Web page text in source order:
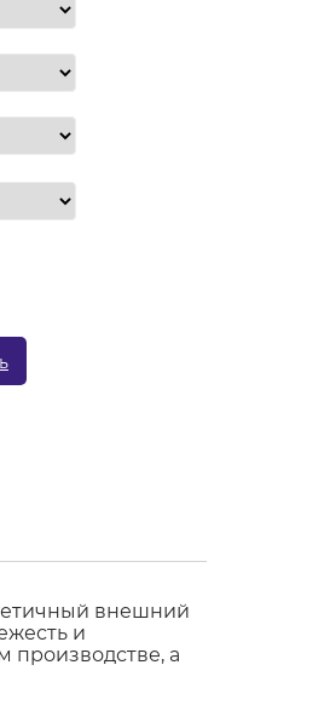
внешний
и
производстве, а